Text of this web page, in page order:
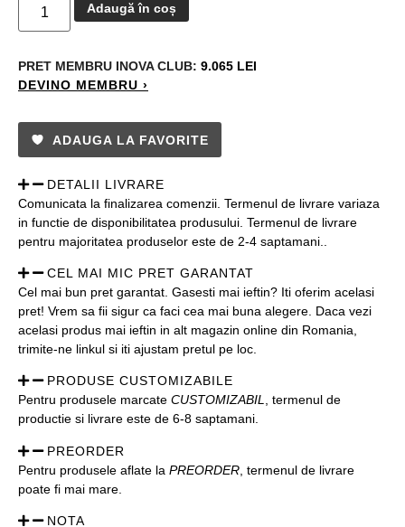
Adaugă în coș
PRET MEMBRU INOVA CLUB: 9.065 LEI
DEVINO MEMBRU ›
ADAUGA LA FAVORITE
DETALII LIVRARE
Comunicata la finalizarea comenzii. Termenul de livrare variaza
in functie de disponibilitatea produsului. Termenul de livrare
pentru majoritatea produselor este de 2-4 saptamani..
CEL MAI MIC PRET GARANTAT
Cel mai bun pret garantat. Gasesti mai ieftin? Iti oferim acelasi
pret! Vrem sa fii sigur ca faci cea mai buna alegere. Daca vezi
acelasi produs mai ieftin in alt magazin online din Romania,
trimite-ne linkul si iti ajustam pretul pe loc.
PRODUSE CUSTOMIZABILE
Pentru produsele marcate CUSTOMIZABIL, termenul de
productie si livrare este de 6-8 saptamani.
PREORDER
Pentru produsele aflate la PREORDER , termenul de livrare
poate fi mai mare.
NOTA